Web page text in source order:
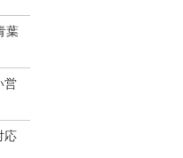
葉
営
応